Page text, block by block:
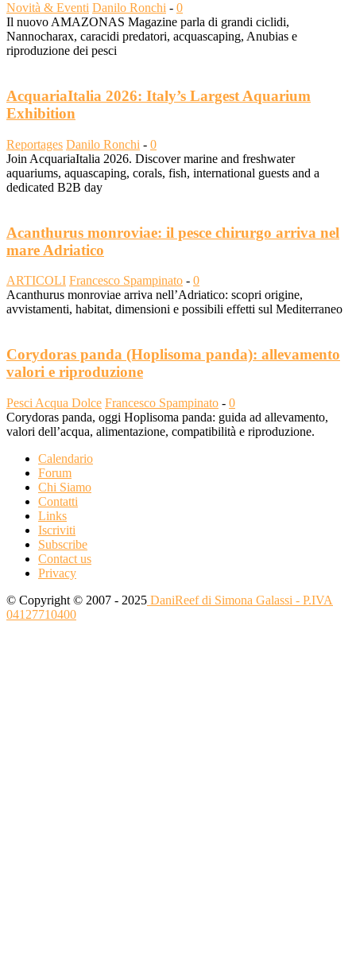
Novità & Eventi Danilo Ronchi - 0
Il nuovo AMAZONAS Magazine parla di grandi ciclidi,
Nannocharax, caracidi predatori, acquascaping, Anubias e
riproduzione dei pesci
AcquariaItalia 2026: Italy’s Largest Aquarium
Exhibition
Reportages Danilo Ronchi - 0
Join AcquariaItalia 2026. Discover marine and freshwater
aquariums, aquascaping, corals, fish, international guests and a
dedicated B2B day
Acanthurus monroviae: il pesce chirurgo arriva nel
mare Adriatico
ARTICOLI Francesco Spampinato - 0
Acanthurus monroviae arriva nell’Adriatico: scopri origine,
avvistamenti, habitat, dimensioni e possibili effetti sul Mediterraneo
Corydoras panda (Hoplisoma panda): allevamento
valori e riproduzione
Pesci Acqua Dolce Francesco Spampinato - 0
Corydoras panda, oggi Hoplisoma panda: guida ad allevamento,
valori dell’acqua, alimentazione, compatibilità e riproduzione.
Calendario
Forum
Chi Siamo
Contatti
Links
Iscriviti
Subscribe
Contact us
Privacy
© Copyright © 2007 - 2025 DaniReef di Simona Galassi - P.IVA
04127710400